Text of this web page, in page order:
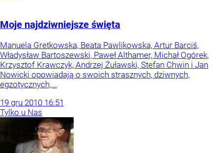
Moje najdziwniejsze święta
Manuela Gretkowska, Beata Pawlikowska, Artur Barciś,
Władysław Bartoszewski, Paweł Althamer, Michał Ogórek,
Krzysztof Krawczyk, Andrzej Żuławski, Stefan Chwin i Jan
Nowicki opowiadają o swoich strasznych, dziwnych,
egzotycznych,...
19 gru 2010 16:51
Tylko u Nas